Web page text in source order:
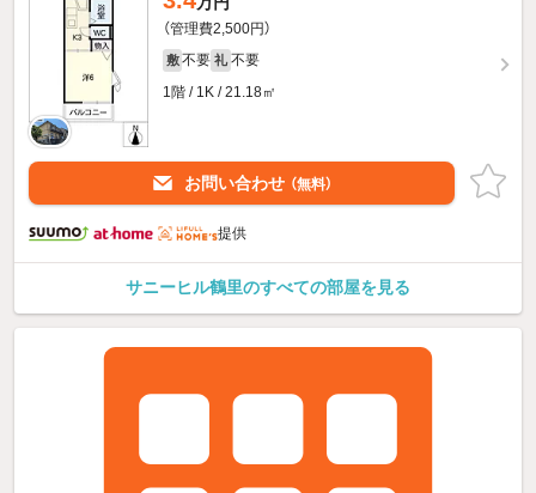
（管理費2,500円）
敷 不要 礼 不要
1階 / 1K / 21.18㎡
お問い合わせ （無料）
提供
サニーヒル鶴里のすべての部屋を見る